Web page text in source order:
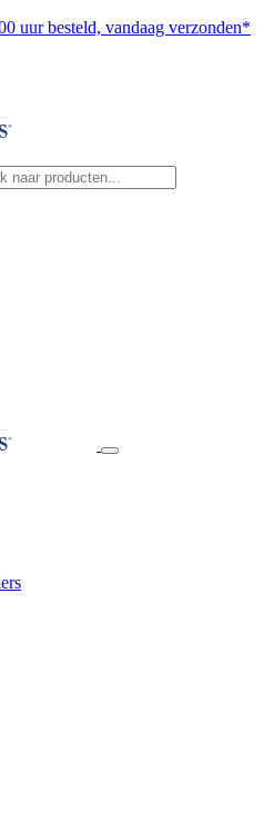
uur besteld, vandaag verzonden*